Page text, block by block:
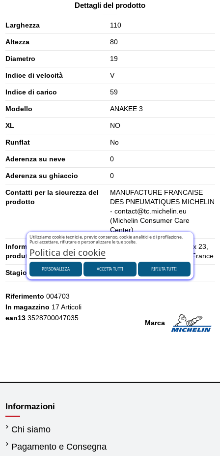
Dettagli del prodotto
Larghezza 110
Altezza 80
Diametro 19
Indice di velocità V
Indice di carico 59
Modello ANAKEE 3
XL NO
Runflat No
Aderenza su neve 0
Aderenza su ghiaccio 0
Contatti per la sicurezza del
prodotto
MANUFACTURE FRANCAISE
DES PNEUMATIQUES MICHELIN
- contact@tc.michelin.eu
(Michelin Consumer Care
Center)
Informazioni di sicurezza del
produttore
place des Carmes-Déchaux 23,
63000 Clermont-Ferrand, France
Stagione Estivi
Marca
Riferimento 004703
In magazzino 17 Articoli
ean13 3528700047035
Informazioni
Chi siamo
Pagamento e Consegna
Utilizziamo cookie tecnici e, previo consenso, cookie analitici e di profilazione.
Puoi accettare, rifiutare o personalizzare le tue scelte.
Politica dei cookie
PERSONALIZZA RIFIUTA TUTTI
ACCETTA TUTTI